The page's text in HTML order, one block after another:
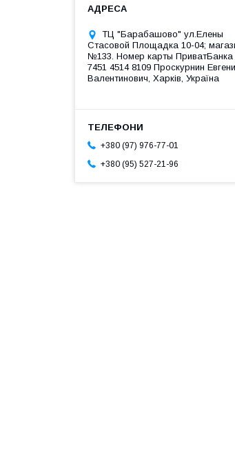
ТЦ "Барабашово" ул.Елены
Стасовой Площадка 10-04;
№133. Номер карты ПриватБанка
7451 4514 8109 Проскурнин
Валентинович, Харків, Україна
+380 (97) 976-77-01
+380 (95) 527-21-96